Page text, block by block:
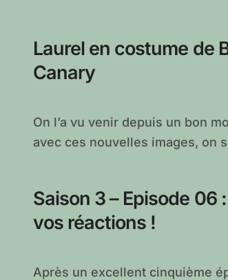
Laurel en costume de
Canary
On l’a vu venir depuis un bon moment mais
avec ces nouvelles images, on
Saison 3 – Episode 06
vos réactions !
Après un excellent cinquième épisode centré